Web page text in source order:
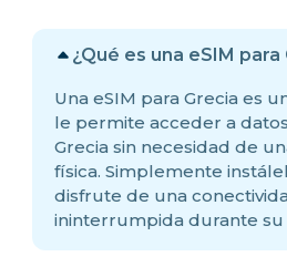
¿Qué es una eSIM para
Una eSIM para Grecia es
le permite acceder a
Grecia sin necesidad de
física. Simplemente
disfrute de una
ininterrumpida durante su